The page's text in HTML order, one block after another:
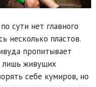
по сути нет главного
несколько пластов.
пропитывает
лишь живущих
себе кумиров, но